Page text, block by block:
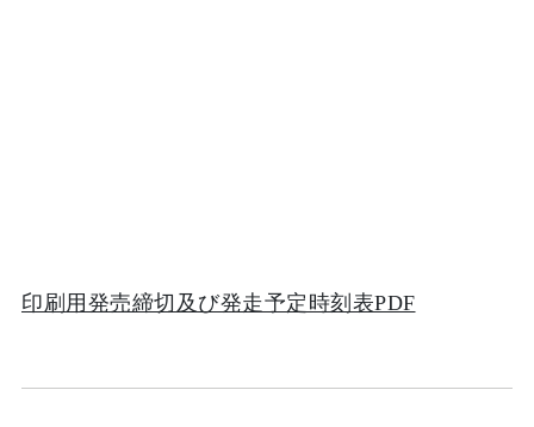
印刷用発売締切及び発走予定時刻表PDF